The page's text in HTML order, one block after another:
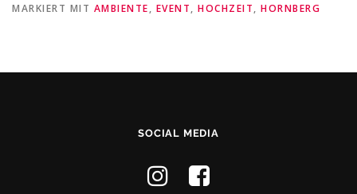
MARKIERT MIT AMBIENTE, EVENT, HOCHZEIT, HORNBERG
SOCIAL MEDIA